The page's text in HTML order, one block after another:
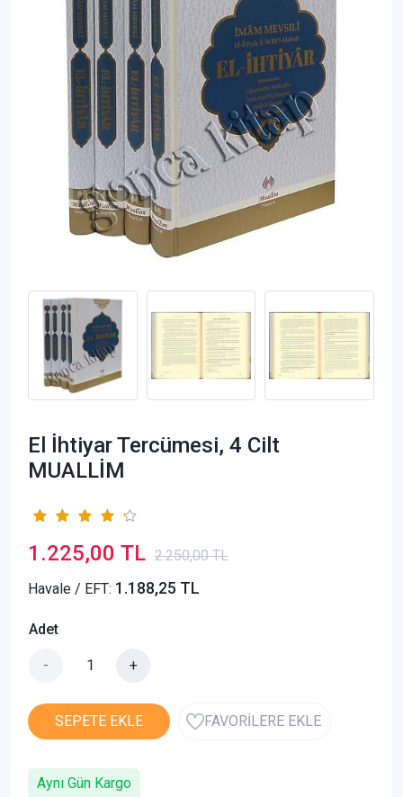
El İhtiyar Tercümesi, 4 Cilt
MUALLİM
1.225,00 TL 2.250,00 TL
Havale / EFT: 1.188,25 TL
Adet
- +
SEPETE EKLE FAVORİLERE EKLE
Aynı Gün Kargo